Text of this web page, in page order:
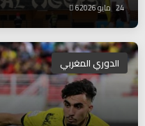
24 مايو 2026 6
الدوري المغربي